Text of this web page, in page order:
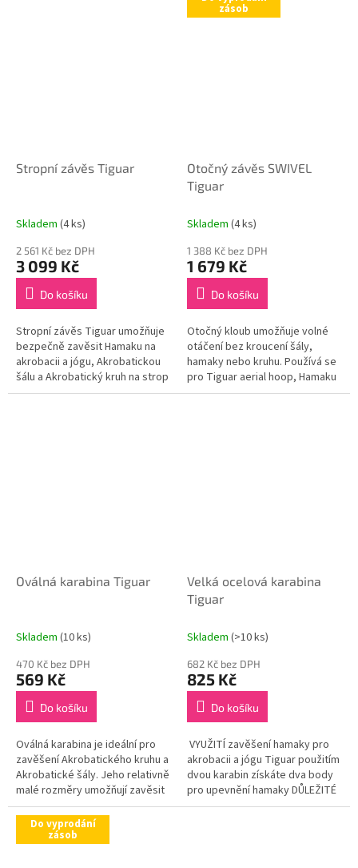
Stropní závěs Tiguar
Skladem (4 ks)
2 561 Kč bez DPH
3 099 Kč
Do košíku
Stropní závěs Tiguar umožňuje
bezpečně zavěsit Hamaku na
akrobacii a jógu, Akrobatickou
šálu a Akrobatický kruh na strop
ve studiu nebo u vás doma.
zásob
Otočný závěs SWIVEL
Tiguar
Skladem (4 ks)
1 388 Kč bez DPH
1 679 Kč
Do košíku
Otočný kloub umožňuje volné
otáčení bez kroucení šály,
hamaky nebo kruhu. Používá se
pro Tiguar aerial hoop, Hamaku
na jógu a akrobacii a
Oválná karabina Tiguar
Skladem (10 ks)
470 Kč bez DPH
569 Kč
Do košíku
Oválná karabina je ideální pro
zavěšení Akrobatického kruhu a
Akrobatické šály. Jeho relativně
malé rozměry umožňují zavěsit
kruh a šálu i v nižších
místnostech. DŮLEŽITÉ...
Velká ocelová karabina
Tiguar
Skladem (>10 ks)
682 Kč bez DPH
825 Kč
Do košíku
VYUŽITÍ zavěšení hamaky pro
akrobacii a jógu Tiguar použitím
dvou karabin získáte dva body
pro upevnění hamaky DŮLEŽITÉ
INFORMACE zajišťuje
Do vyprodání
zásob